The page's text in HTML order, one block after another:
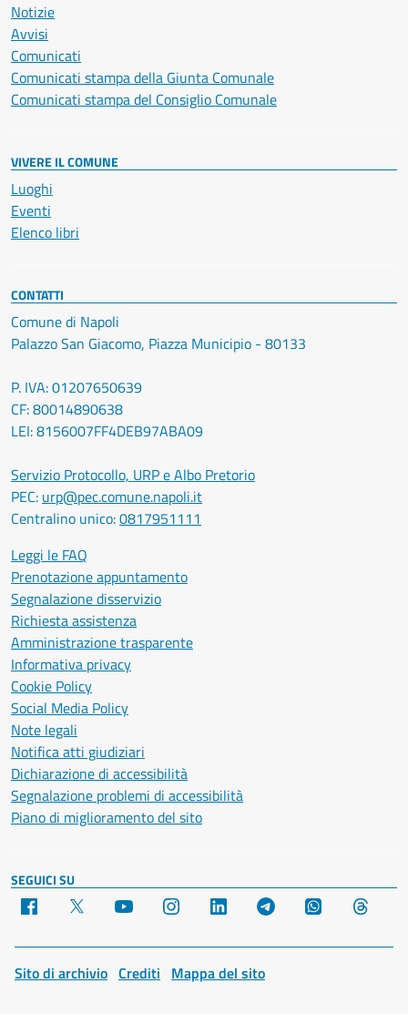
Notizie
Avvisi
Comunicati
Comunicati stampa della Giunta Comunale
Comunicati stampa del Consiglio Comunale
VIVERE IL COMUNE
Luoghi
Eventi
Elenco libri
CONTATTI
Comune di Napoli
Palazzo San Giacomo, Piazza Municipio - 80133
P. IVA: 01207650639
CF: 80014890638
LEI: 8156007FF4DEB97ABA09
Servizio Protocollo, URP e Albo Pretorio
PEC: urp@pec.comune.napoli.it
Centralino unico:0817951111
Leggi le FAQ
Prenotazione appuntamento
Segnalazione disservizio
Richiesta assistenza
Amministrazione trasparente
Informativa privacy
Cookie Policy
Social Media Policy
Note legali
Notifica atti giudiziari
Dichiarazione di accessibilità
Segnalazione problemi di accessibilità
Piano di miglioramento del sito
SEGUICI SU
Facebook YouTube Instagram LinkedIn Telegram WhatsApp
Sito di archivio Crediti Mappa del sito